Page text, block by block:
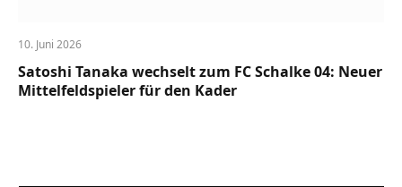
10. Juni 2026
Satoshi Tanaka wechselt zum FC Schalke 04: Neuer
Mittelfeldspieler für den Kader